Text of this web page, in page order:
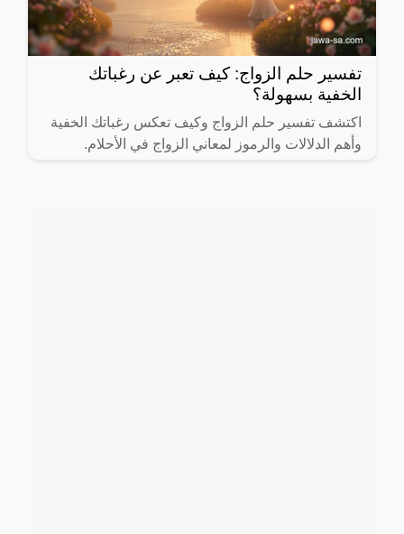
تفسير حلم الزواج: كيف تعبر عن رغباتك
الخفية بسهولة؟
اكتشف تفسير حلم الزواج وكيف تعكس رغباتك الخفية
وأهم الدلالات والرموز لمعاني الزواج في الأحلام.